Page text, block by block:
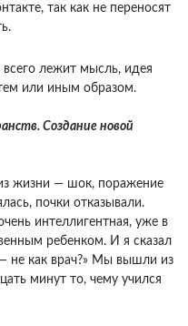
так как не переносят
всего лежит мысль, идея
или иным образом.
Создание новой
жизни — шок, поражение
почки отказывали.
интеллигентная, уже в
ребенком. И я сказал
не как врач?» Мы вышли из
минут то, чему учился